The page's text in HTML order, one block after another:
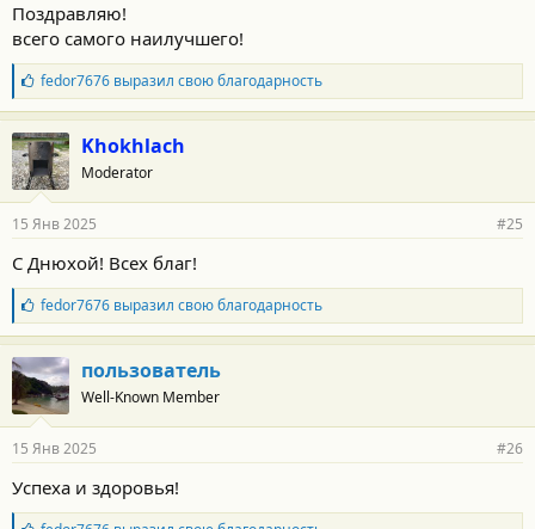
с
т
и
:
Поздравляю!
всего самого наилучшего!
Б
л
а
г
о
д
а
н
с
т
и
:
fedor7676выразил свою благодарность
Khokhlach
Moderator
15 Янв 2025 #25
С Днюхой! Всех благ!
Б
л
а
г
о
д
а
н
с
т
fedor7676выразил свою благодарность
пользователь
Well-Known Member
15 Янв 2025 #26
Успеха и здоровья!